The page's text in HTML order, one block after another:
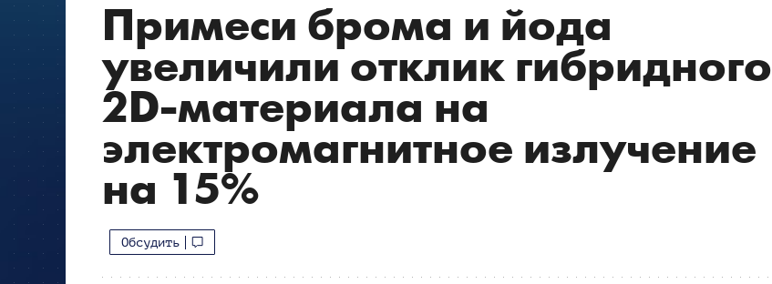
Примеси брома и йода
увеличили отклик гибридного
2D-материала на
электромагнитное излучение
на 15%
Обсудить